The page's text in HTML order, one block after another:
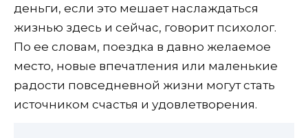
деньги, если это мешает наслаждаться
жизнью здесь и сейчас, говорит психолог.
По ее словам, поездка в давно желаемое
место, новые впечатления или маленькие
радости повседневной жизни могут стать
источником счастья и удовлетворения.